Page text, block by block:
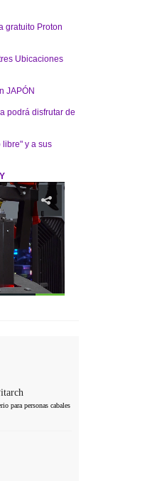
gratuito Proton
Ubicaciones
JAPÓN
podrá disfrutar de
y a sus
para personas cabales